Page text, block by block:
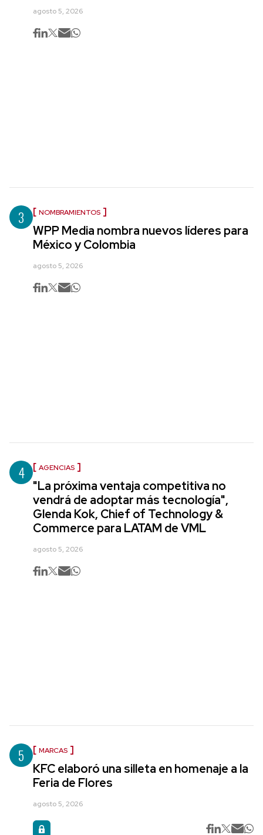
agosto 5, 2026
3 NOMBRAMIENTOS
WPP Media nombra nuevos líderes para
México y Colombia
agosto 5, 2026
4 AGENCIAS
"La próxima ventaja competitiva no
vendrá de adoptar más tecnología",
Glenda Kok, Chief of Technology &
Commerce para LATAM de VML
agosto 5, 2026
5 MARCAS
KFC elaboró una silleta en homenaje a la
Feria de Flores
agosto 5, 2026